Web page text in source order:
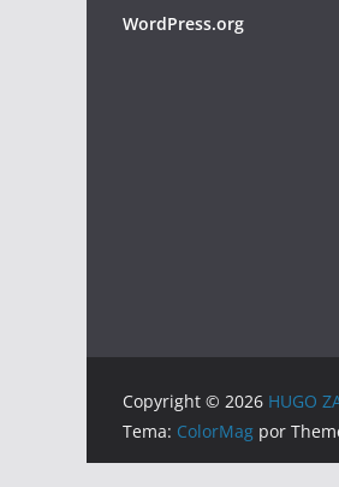
WordPress.org
Copyright © 2026 HUGO
Tema: ColorMag por